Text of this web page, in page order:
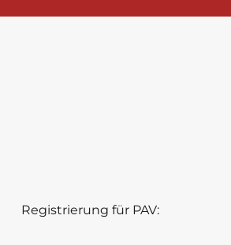
Registrierung für PAV: